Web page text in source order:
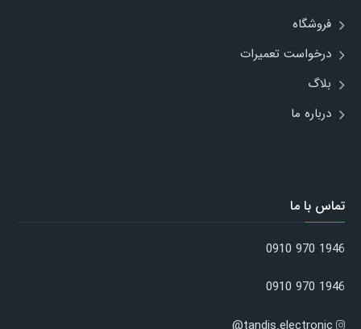
فروشگاه
درخواست تعمیرات
بلاگ
درباره ما
تماس با ما
1946 970 0910
1946 970 0910